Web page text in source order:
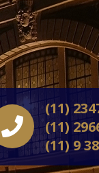
(11)
(11)
(11) 9